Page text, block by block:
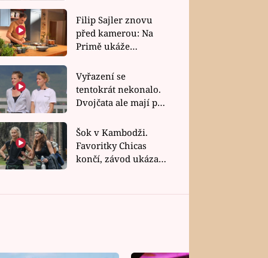
Filip Sajler znovu
před kamerou: Na
Primě ukáže
rychlé recepty
Vyřazení se
tentokrát nekonalo.
Dvojčata ale mají po
závodu nůž na krku
Šok v Kambodži.
Favoritky Chicas
končí, závod ukázal